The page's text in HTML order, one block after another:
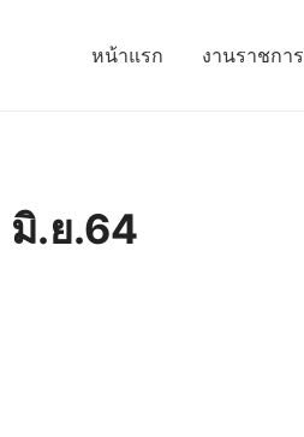
หน้าแรก งานราชการ
มิ.ย.64